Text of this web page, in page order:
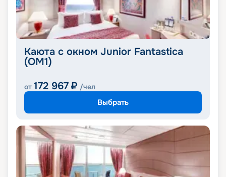
Каюта с окном Junior Fantastica
(OM1)
от 172 967 ₽ /чел
Выбрать